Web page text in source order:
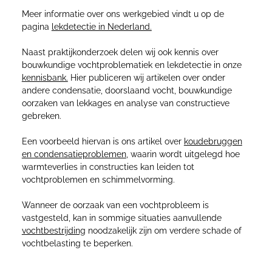
Meer informatie over ons werkgebied vindt u op de
pagina lekdetectie in Nederland.
Naast praktijkonderzoek delen wij ook kennis over
bouwkundige vochtproblematiek en lekdetectie in onze
kennisbank. Hier publiceren wij artikelen over onder
andere condensatie, doorslaand vocht, bouwkundige
oorzaken van lekkages en analyse van constructieve
gebreken.
Een voorbeeld hiervan is ons artikel over koudebruggen
en condensatieproblemen, waarin wordt uitgelegd hoe
warmteverlies in constructies kan leiden tot
vochtproblemen en schimmelvorming.
Wanneer de oorzaak van een vochtprobleem is
vastgesteld, kan in sommige situaties aanvullende
vochtbestrijding noodzakelijk zijn om verdere schade of
vochtbelasting te beperken.